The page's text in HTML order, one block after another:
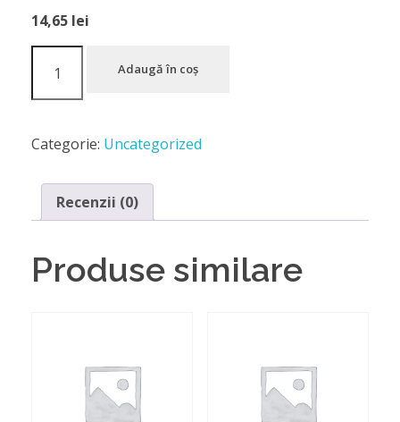
14,65 lei
Adaugă în coș
Categorie: Uncategorized
Recenzii (0)
Produse similare